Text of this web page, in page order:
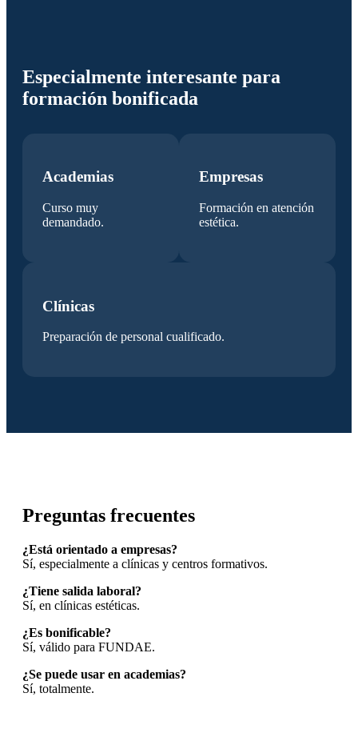
Especialmente interesante para
formación bonificada
Academias
Curso muy
demandado.
Empresas
Formación en atención
estética.
Clínicas
Preparación de personal cualificado.
Preguntas frecuentes
¿Está orientado a empresas?
Sí, especialmente a clínicas y centros formativos.
¿Tiene salida laboral?
Sí, en clínicas estéticas.
¿Es bonificable?
Sí, válido para FUNDAE.
¿Se puede usar en academias?
Sí, totalmente.